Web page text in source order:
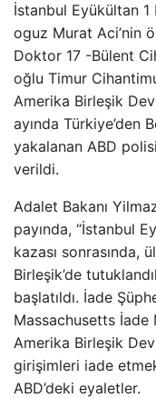
İstanbul Eyükültan 1
oguz Murat Aci’nin
Doktor 17 -Bülent
oğlu Timur
Amerika Birleşik
ayında Türkiye’den
yakalanan ABD
verildi.
Adalet Bakanı
payında, “İstanbul
kazası sonrasında,
Birleşik’de
başlatıldı. İade
Massachusetts İade
Amerika Birleşik
girişimleri iade
ABD’deki eyaletler.